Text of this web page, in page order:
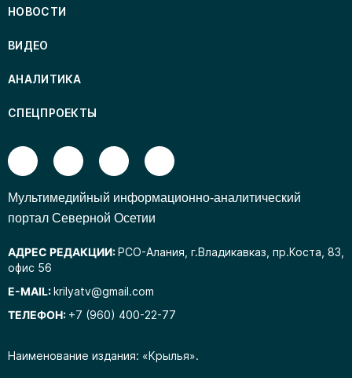
Наименование издания: «Крылья».
НОВОСТИ
ВИДЕО
АНАЛИТИКА
СПЕЦПРОЕКТЫ
Mультимедийный информационно-аналитический
портал Северной Осетии
АДРЕС РЕДАКЦИИ: РСО-Алания, г.Владикавказ, пр.Коста, 83,
офис 56
E-MAIL: krilyatv@gmail.com
ТЕЛЕФОН: +7 (960) 400-22-77